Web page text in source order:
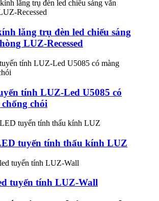
lăng trụ đèn led chiếu sáng
LUZ-Recessed
tính LUZ-Led U5085 có
chói
tuyến tính thấu kính LUZ
tuyến tính LUZ-Wall